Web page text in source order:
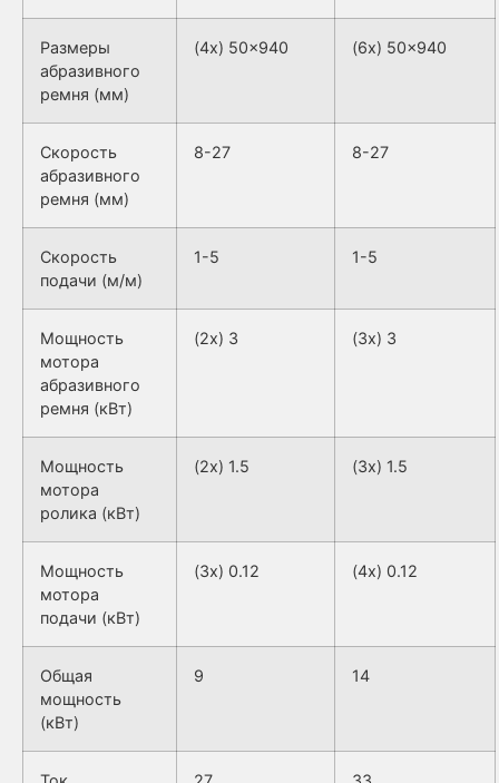
Размеры
абразивного
ремня (мм)
(4x) 50×940 (6x) 50×940
Скорость
абразивного
ремня (мм)
8-27 8-27
Скорость
подачи (м/м)
1-5 1-5
Мощность
мотора
абразивного
ремня (кВт)
(2x) 3 (3x) 3
Мощность
мотора
ролика (кВт)
(2x) 1.5 (3x) 1.5
Мощность
мотора
подачи (кВт)
(3x) 0.12 (4x) 0.12
Общая
мощность
(кВт)
9 14